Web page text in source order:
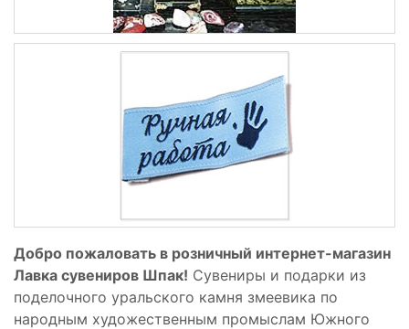
Добро пожаловать в розничный интернет-магазин
Лавка сувениров Шпак! Сувениры и подарки из
поделочного уральского камня змеевика по
народным художественным промыслам Южного